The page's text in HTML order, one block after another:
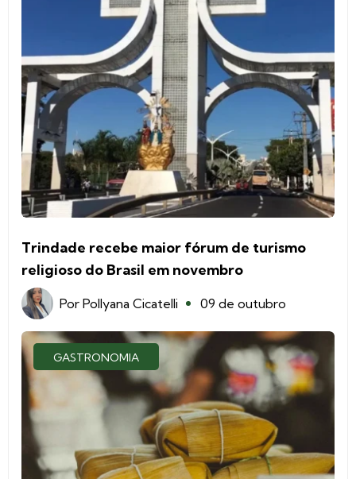
Trindade recebe maior fórum de turismo
religioso do Brasil em novembro
Por Pollyana Cicatelli 09 de outubro
GASTRONOMIA